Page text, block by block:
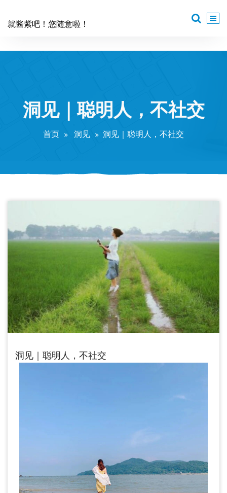
就酱紫吧！您随意啦！
洞见｜聪明人，不社交
首页 洞见 洞见｜聪明人，不社交
洞见｜聪明人，不社交